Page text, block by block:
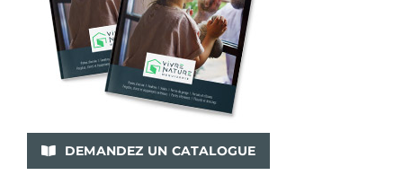
DEMANDEZ UN CATALOGUE